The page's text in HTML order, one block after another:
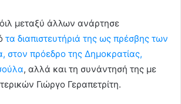
μεταξύ άλλων ανάρτησε
τα διαπιστευτήριά της ως πρέσβης των
στον πρόεδρο της Δημοκρατίας,
, αλλά και τη συνάντησή της με
Γιώργο Γεραπετρίτη.